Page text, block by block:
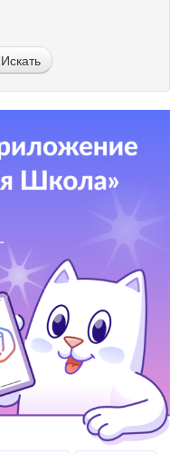
Искать